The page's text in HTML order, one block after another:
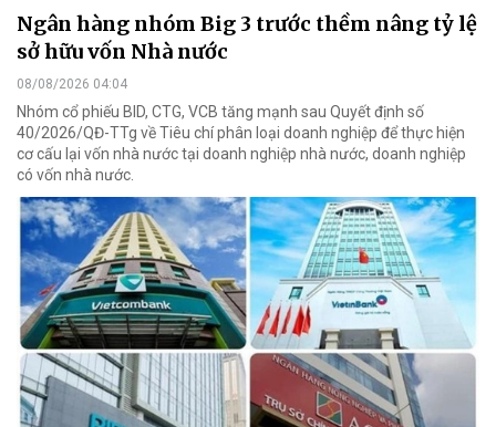
Ngân hàng nhóm Big 3 trước thềm nâng tỷ lệ
sở hữu vốn Nhà nước
08/08/2026 04:04
Nhóm cổ phiếu BID, CTG, VCB tăng mạnh sau Quyết định số
40/2026/QĐ-TTg về Tiêu chí phân loại doanh nghiệp để thực hiện
cơ cấu lại vốn nhà nước tại doanh nghiệp nhà nước, doanh nghiệp
có vốn nhà nước.